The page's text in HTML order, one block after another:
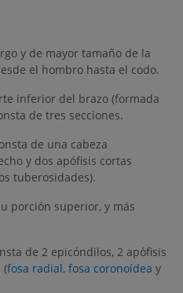
y de mayor tamaño de la
el hombro hasta el codo.
inferior del brazo (formada
de tres secciones.
de una cabeza
y dos apófisis cortas
tuberosidades).
porción superior, y más
de 2 epicóndilos, 2 apófisis
(fosa radial, fosa coronoídea y